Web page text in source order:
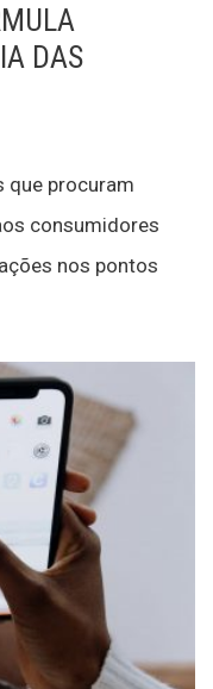
DAS
que procuram
consumidores
nos pontos